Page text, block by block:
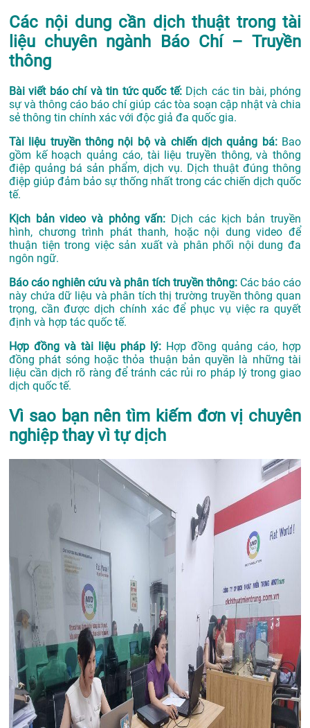
Các nội dung cần dịch thuật trong tài
liệu chuyên ngành Báo Chí – Truyền
thông
Bài viết báo chí và tin tức quốc tế: Dịch các tin bài, phóng
sự và thông cáo báo chí giúp các tòa soạn cập nhật và chia
sẻ thông tin chính xác với độc giả đa quốc gia.
Tài liệu truyền thông nội bộ và chiến dịch quảng bá: Bao
gồm kế hoạch quảng cáo, tài liệu truyền thông, và thông
điệp quảng bá sản phẩm, dịch vụ. Dịch thuật đúng thông
điệp giúp đảm bảo sự thống nhất trong các chiến dịch quốc
tế.
Kịch bản video và phỏng vấn: Dịch các kịch bản truyền
hình, chương trình phát thanh, hoặc nội dung video để
thuận tiện trong việc sản xuất và phân phối nội dung đa
ngôn ngữ.
Báo cáo nghiên cứu và phân tích truyền thông: Các báo cáo
này chứa dữ liệu và phân tích thị trường truyền thông quan
trọng, cần được dịch chính xác để phục vụ việc ra quyết
định và hợp tác quốc tế.
Hợp đồng và tài liệu pháp lý: Hợp đồng quảng cáo, hợp
đồng phát sóng hoặc thỏa thuận bản quyền là những tài
liệu cần dịch rõ ràng để tránh các rủi ro pháp lý trong giao
dịch quốc tế.
Vì sao bạn nên tìm kiếm đơn vị chuyên
nghiệp thay vì tự dịch